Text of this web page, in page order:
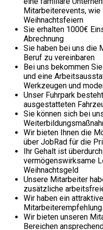
Mitarbeiterevents,
Weihnachtsfeiern
Sie erhalten 1000€
Abrechnung
Sie haben bei uns die
Beruf zu vereinbaren
Bei uns bekommen
und eine
Werkzeugen und
Unser Fuhrpark
ausgestatteten
Sie können sich bei
Wir bieten Ihnen die
über JobRad für die
Ihr Gehalt ist
vermögenswirksame
Weihnachtsgeld
Unsere Mitarbeiter
zusätzliche
Wir haben ein
Wir bieten unseren
Bereichen